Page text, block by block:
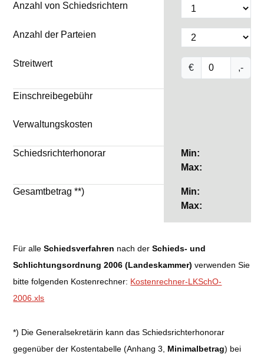
Anzahl von Schiedsrichtern
Anzahl der Parteien
Streitwert € ,-
Einschreibegebühr
Verwaltungskosten
Schiedsrichterhonorar
Min:
Max:
Gesamtbetrag **)
Min:
Max:
Für alle Schiedsverfahren nach der Schieds- und
Schlichtungsordnung 2006 (Landeskammer) verwenden Sie
bitte folgenden Kostenrechner: Kostenrechner-LKSchO-
2006.xls
*) Die Generalsekretärin kann das Schiedsrichterhonorar
gegenüber der Kostentabelle (Anhang 3,
Minimalbetrag) bei